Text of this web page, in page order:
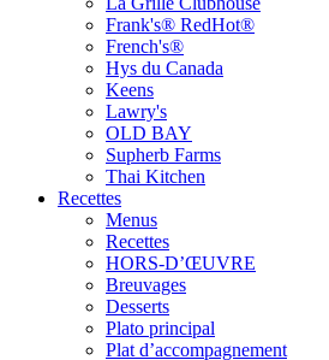
Frank's® RedHot®
French's®
Hys du Canada
Keens
Lawry's
OLD BAY
Supherb Farms
Thai Kitchen
Recettes
Menus
Recettes
HORS-D’ŒUVRE
Breuvages
Desserts
Plato principal
Plat d’accompagnement